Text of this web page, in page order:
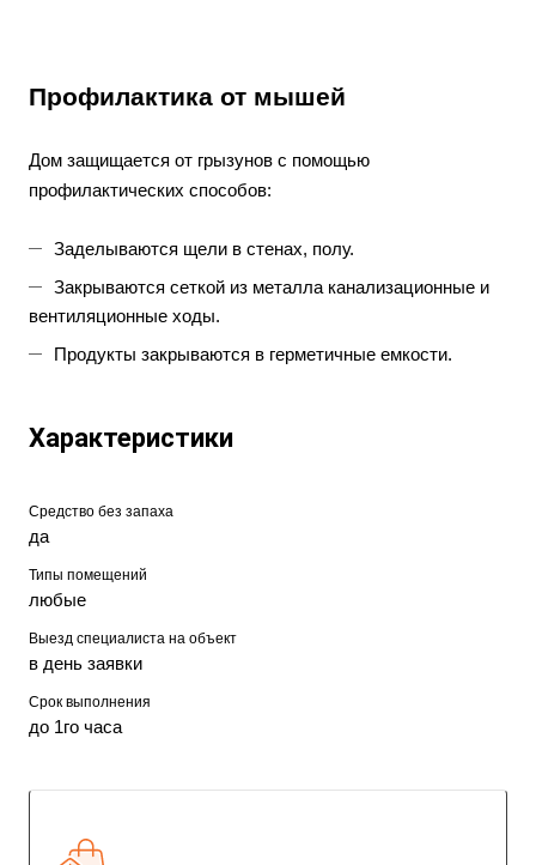
Профилактика от мышей
Дом защищается от грызунов с помощью
профилактических способов:
Заделываются щели в стенах, полу.
Закрываются сеткой из металла канализационные и
вентиляционные ходы.
Продукты закрываются в герметичные емкости.
Характеристики
Средство без запаха
да
Типы помещений
любые
Выезд специалиста на объект
в день заявки
Срок выполнения
до 1го часа